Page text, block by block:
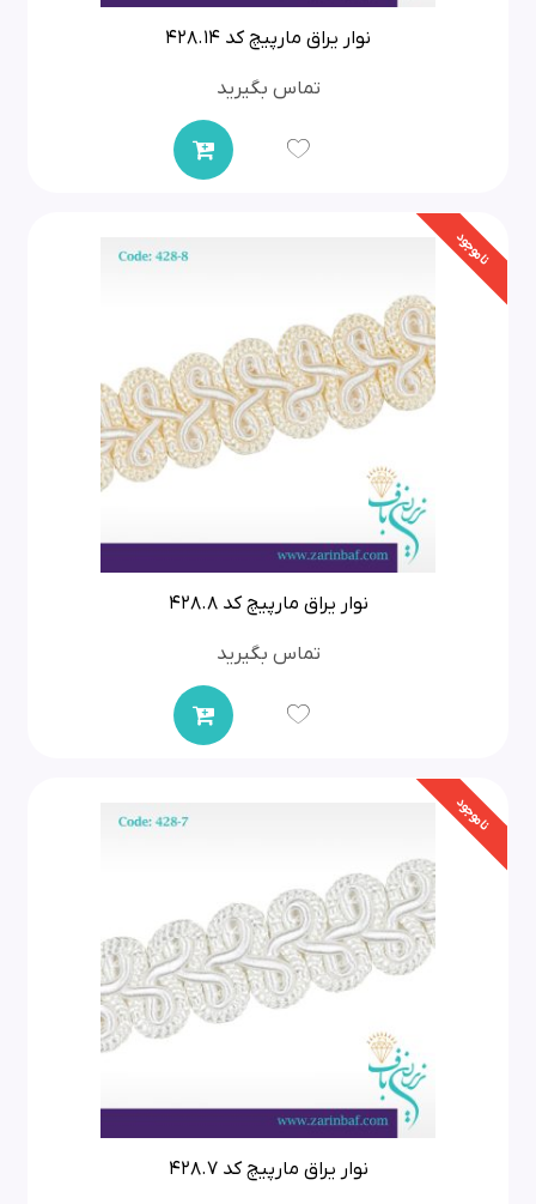
نوار یراق مارپیچ کد 428.14
تماس بگیرید
ناموجود
نوار یراق مارپیچ کد 428.8
تماس بگیرید
ناموجود
نوار یراق مارپیچ کد 428.7